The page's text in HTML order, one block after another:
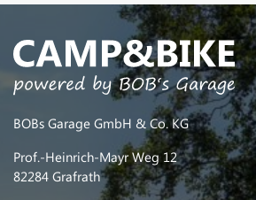
BOBs Garage GmbH & Co. KG
Prof.-Heinrich-Mayr Weg 12
82284 Grafrath